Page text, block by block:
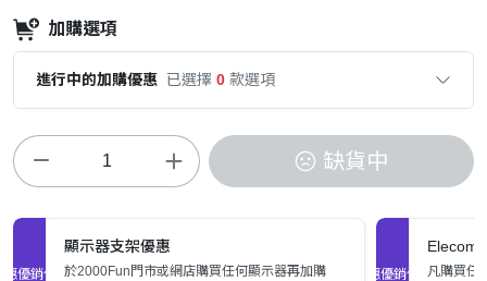
加購選項
進行中的加購優惠 已選擇 0 款選項
缺貨中
促銷優惠
顯示器支架優惠
於2000Fun門市或網店購買任何顯示器再加購
促銷優惠
Elecom
凡購買任